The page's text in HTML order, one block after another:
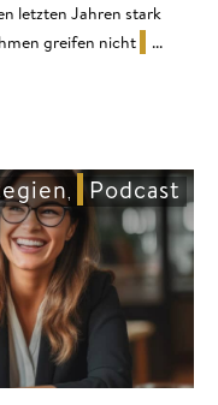
letzten Jahren stark
greifen nicht
...
, Podcast